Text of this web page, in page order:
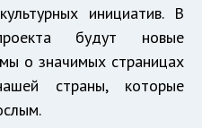
инициатив. В
будут новые
о значимых страницах
страны, которые